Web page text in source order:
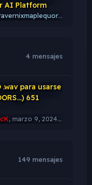
AI Platform
,junio 5,
4 mensajes
.wav para usarse
651
, marzo 9, 2024 a las 02:17
149 mensajes